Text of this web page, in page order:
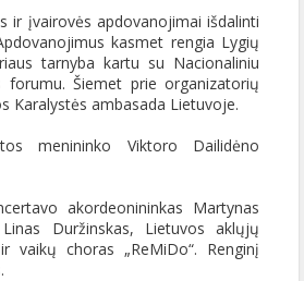
ir įvairovės apdovanojimai išdalinti
kasmet rengia Lygių
tarnyba kartu su Nacionaliniu
forumu. Šiemet prie organizatorių
Karalystės ambasada Lietuvoje.
menininko Viktoro Dailidėno
akordeonininkas Martynas
Duržinskas, Lietuvos aklųjų
vaikų choras „ReMiDo“. Renginį